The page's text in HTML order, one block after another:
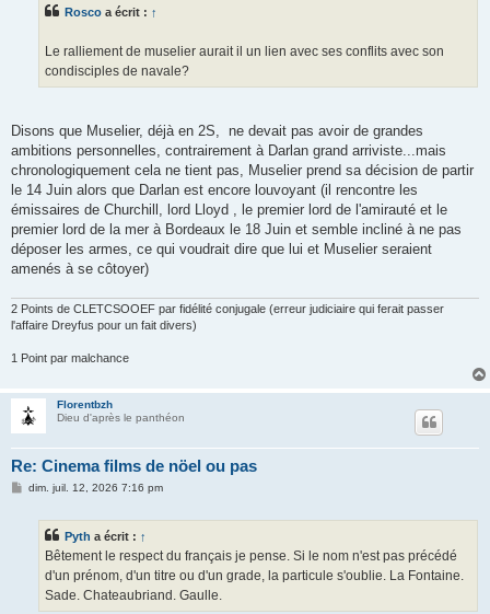
Rosco a écrit : ↑
Le ralliement de muselier aurait il un lien avec ses conflits avec son
condisciples de navale?
Disons que Muselier, déjà en 2S, ne devait pas avoir de grandes
ambitions personnelles, contrairement à Darlan grand arriviste...mais
chronologiquement cela ne tient pas, Muselier prend sa décision de partir
le 14 Juin alors que Darlan est encore louvoyant (il rencontre les
émissaires de Churchill, lord Lloyd , le premier lord de l'amirauté et le
premier lord de la mer à Bordeaux le 18 Juin et semble incliné à ne pas
déposer les armes, ce qui voudrait dire que lui et Muselier seraient
amenés à se côtoyer)
2 Points de CLETCSOOEF par fidélité conjugale (erreur judiciaire qui ferait passer
l'affaire Dreyfus pour un fait divers)
1 Point par malchance
Florentbzh
Dieu d'après le panthéon
Re: Cinema films de nöel ou pas
Mdim. juil. 12, 2026 7:16 pm
Pyth a écrit : ↑
Bêtement le respect du français je pense. Si le nom n'est pas précédé
d'un prénom, d'un titre ou d'un grade, la particule s'oublie. La Fontaine.
Sade. Chateaubriand. Gaulle.